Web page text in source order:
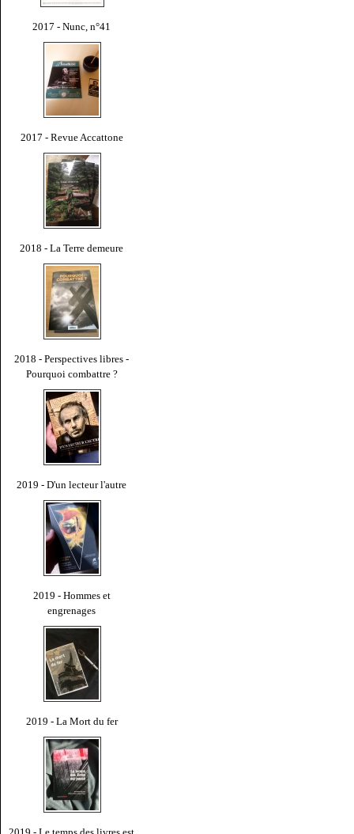
2017 - Nunc, n°41
2017 - Revue Accattone
2018 - La Terre demeure
2018 - Perspectives libres -
Pourquoi combattre ?
2019 - D'un lecteur l'autre
2019 - Hommes et
engrenages
2019 - La Mort du fer